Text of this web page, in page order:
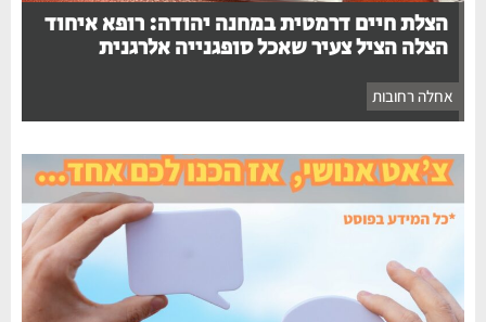
הצלת חיים דרמטית במחנה יהודה: רופא איחוד
הצלה הציל צעיר שאכל סופגנייה אלרגנית
אחלה רחובות